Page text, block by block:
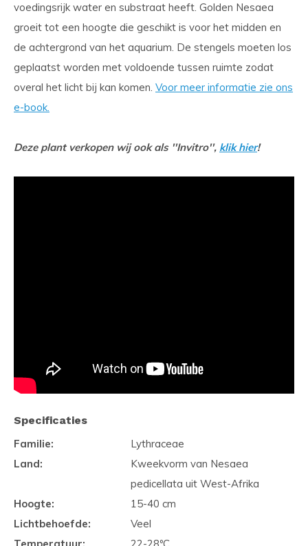
voedingsrijk water en substraat heeft. Golden Nesaea
groeit tot een hoogte die geschikt is voor het midden en
de achtergrond van het aquarium. De stengels moeten los
geplaatst worden met voldoende tussen ruimte zodat
overal het licht bij kan komen. Voor meer informatie zie ons
e-book.
Deze plant verkopen wij ook als ''Invitro'', klik hier!
Specificaties
Familie:
Lythraceae
Land:
Kweekvorm van Nesaea
pedicellata uit West-Afrika
Hoogte:
15-40 cm
Lichtbehoefde:
Veel